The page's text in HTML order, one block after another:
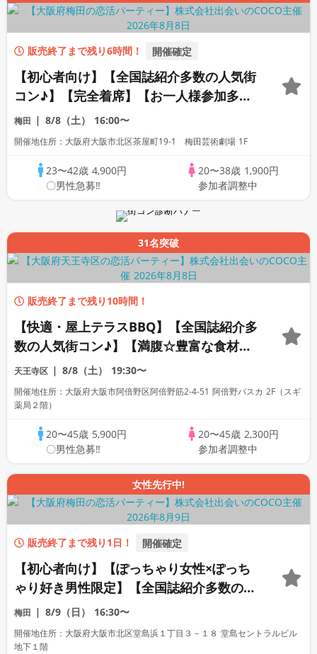
販売終了まで残り6時間！ 開催確定
【初心者向け】【全国誌紹介多数の人気街
コン♪】【完全着席】【お一人様参加多
数】【安心☆芸術劇場内カフェ貸切☆】
【熱々☆自家製焼き立てパン☆】【充実お
がえあり♪】
梅田 8/8（土） 16:00〜
開催地住所：大阪府大阪市北区茶屋町19-1 梅田芸術劇場 1F
23〜42歳4,900円
〇男性急募‼
20〜38歳 1,900円
参加者調整中
31名突破
販売終了まで残り10時間！
【快適・屋上テラスBBQ】【全国誌紹介多
数の人気街コン♪】【満腹☆豊富な食材＆
驚愕！超豪華飲み放題☆ビールだけで１６
種！クラフトビールや海外ビールも！その
他も超充実！】【日焼け防止タープ】【雨
天決行】
天王寺区 8/8（土） 19:30〜
開催地住所：大阪府大阪市阿倍野区阿倍野筋2-4-51 阿倍野パスカ 2F（スギ
薬局２階）
20〜45歳 5,900円
〇男性急募‼
20〜45歳2,300円
参加者調整中
女性先行中!
販売終了まで残り1日！ 開催確定
【初心者向け】【ぽっちゃり女性×ぽっち
ゃり好き男性限定】【全国誌紹介多数の人
気街コン☆】【完全着席】【お一人様参加
多数】【本格ドリンク＆コース料理】【席
替えあり♪】
梅田 8/9（日） 16:30〜
開催地住所：大阪府大阪市北区堂島浜１丁目３－１８ 堂島セントラルビル
地下１階